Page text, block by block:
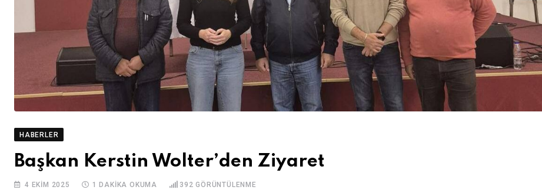
HABERLER
Başkan Kerstin Wolter’den Ziyaret
4 EKIM 2025 1 DAKIKA OKUMA 392 GÖRÜNTÜLENME